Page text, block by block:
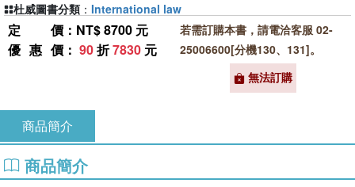
定價 ：NT$ 8700 元
優惠價 ： 90折7830 元
若需訂購本書，請電洽客服 02-
25006600[分機130、131]。
無法訂購
杜威圖書分類 ： International law
商品簡介
商品簡介